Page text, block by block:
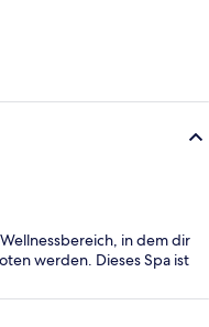
in dem dir
werden. Dieses Spa ist